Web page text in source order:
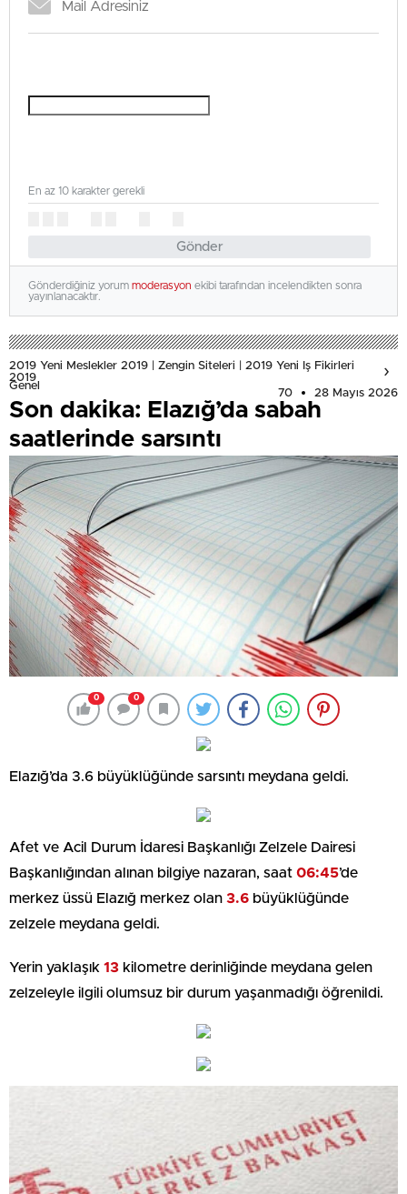
Gönder
En az 10 karakter gerekli
Gönderdiğiniz yorum moderasyon ekibi tarafından incelendikten sonra
yayınlanacaktır.
2019 Yeni Meslekler 2019 | Zengin Siteleri | 2019 Yeni Iş Fikirleri
2019
Genel
70 28 Mayıs 2026
Son dakika: Elazığ’da sabah
saatlerinde sarsıntı
0 0
Elazığ’da 3.6 büyüklüğünde sarsıntı meydana geldi.
Afet ve Acil Durum İdaresi Başkanlığı Zelzele Dairesi
Başkanlığından alınan bilgiye nazaran, saat 06:45’de
merkez üssü Elazığ merkez olan 3.6 büyüklüğünde
zelzele meydana geldi.
Yerin yaklaşık 13 kilometre derinliğinde meydana gelen
zelzeleyle ilgili olumsuz bir durum yaşanmadığı öğrenildi.